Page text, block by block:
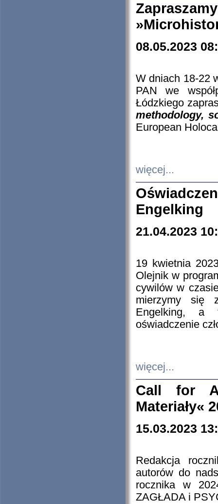
08.05.2023
W dniach 18-22
PAN we
Łódzkiego
methodology,
European
więcej...
Engelking
21.04.2023
19 kwietnia
Olejnik w
cywilów w
mierzymy się
Engelking, a
oświadczenie
więcej...
Call for
Materiały«
15.03.2023
Redakcja
autorów do
rocznika w
ZAGŁADA i